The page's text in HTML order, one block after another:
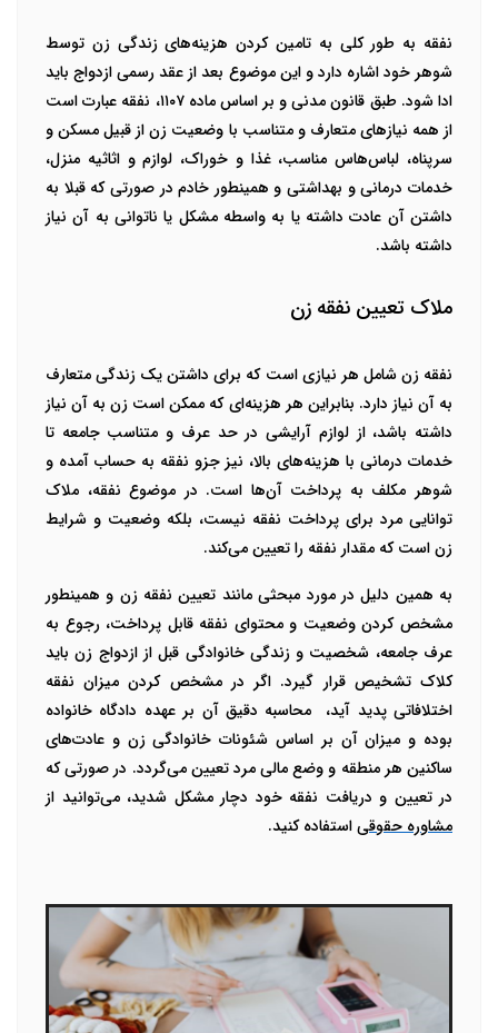
نفقه به طور کلی به تامین کردن هزینه‌های زندگی زن توسط
شوهر خود اشاره دارد و این موضوع بعد از عقد رسمی ازدواج باید
ادا شود. طبق قانون مدنی و بر اساس ماده ۱۱۰۷، نفقه عبارت است
از همه نیازهای متعارف و متناسب با وضعیت زن از قبیل مسکن و
سرپناه، لباس‌هاس مناسب، غذا و خوراک، لوازم و اثاثیه منزل،
خدمات درمانی و بهداشتی و همینطور خادم در صورتی که قبلا به
داشتن آن عادت داشته یا به واسطه مشکل یا ناتوانی به آن نیاز
داشته باشد.
ملاک تعیین نفقه زن
نفقه زن شامل هر نیازی است که برای داشتن یک زندگی متعارف
به آن نیاز دارد. بنابراین هر هزینه‌ای که ممکن است زن به آن نیاز
داشته باشد، از لوازم آرایشی در حد عرف و متناسب جامعه تا
خدمات درمانی با هزینه‌های بالا، نیز جزو نفقه به حساب آمده و
شوهر مکلف به پرداخت آن‌ها است. در موضوع نفقه، ملاک
توانایی مرد برای پرداخت نفقه نیست، بلکه وضعیت و شرایط
زن است که مقدار نفقه را تعیین می‌کند.
به همین دلیل در مورد مبحثی مانند تعیین نفقه زن و همینطور
مشخص کردن وضعیت و محتوای نفقه قابل پرداخت، رجوع به
عرف جامعه، شخصیت و زندگی خانوادگی قبل از ازدواج زن باید
کلاک تشخیص قرار گیرد. اگر در مشخص کردن میزان نفقه
اختلافاتی پدید آید، محاسبه دقیق آن بر عهده دادگاه خانواده
بوده و میزان آن بر اساس شئونات خانوادگی زن و عادت‌های
ساکنین هر منطقه و وضع مالی مرد تعیین می‌گردد. در صورتی که
در تعیین و دریافت نفقه خود دچار مشکل شدید، می‌توانید از
مشاوره حقوقیاستفاده کنید.